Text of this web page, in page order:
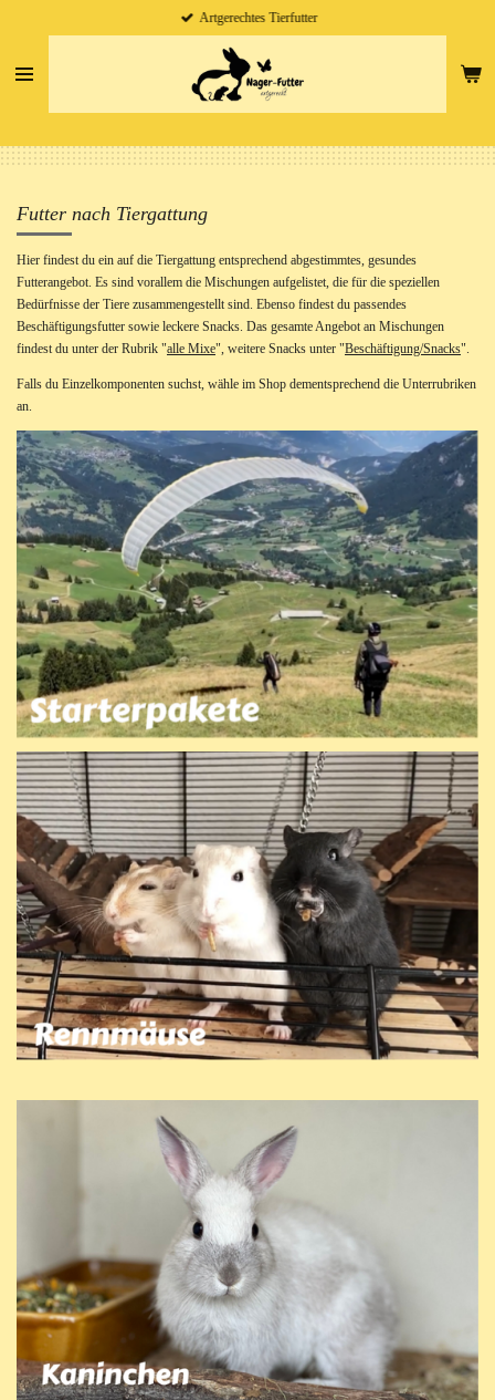
springen
Artgerechtes Tierfutter
Futter nach Tiergattung
Hier findest du ein auf die Tiergattung entsprechend abgestimmtes, gesundes
Futterangebot. Es sind vorallem die Mischungen aufgelistet, die für die speziellen
Bedürfnisse der Tiere zusammengestellt sind. Ebenso findest du passendes
Beschäftigungsfutter sowie leckere Snacks. Das gesamte Angebot an Mischungen
findest du unter der Rubrik "alle Mixe", weitere Snacks unter "Beschäftigung/Snacks".
Falls du Einzelkomponenten suchst, wähle im Shop dementsprechend die Unterrubriken
an.